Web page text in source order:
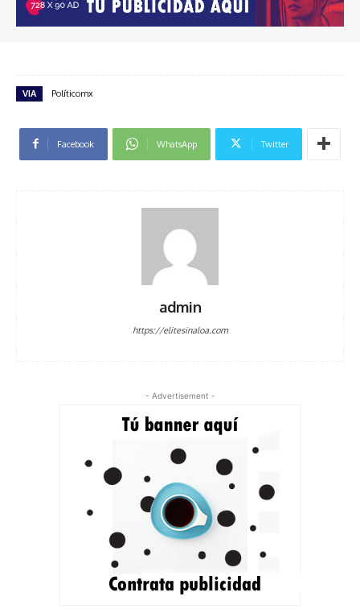
VIA Políticomx
Facebook WhatsApp Twitter
admin
https://elitesinaloa.com
- Advertisement -